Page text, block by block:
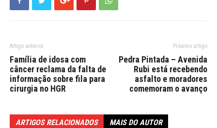
Artigo anterior
Família de idosa com
câncer reclama da falta de
informação sobre fila para
cirurgia no HGR
Próximo artigo
Pedra Pintada – Avenida
Rubi está recebendo
asfalto e moradores
comemoram o avanço
ARTIGOS RELACIONADOS MAIS DO AUTOR